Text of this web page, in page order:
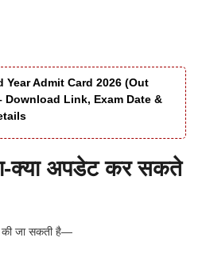
Year Admit Card 2026 (Out
Download Link, Exam Date &
क्या अपडेट कर सकते
की जा सकती है—